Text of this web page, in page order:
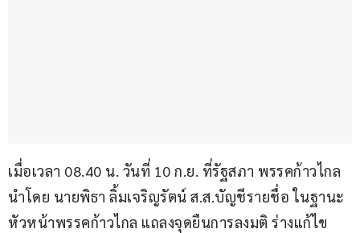
เมื่อเวลา 08.40 น. วันที่ 10 ก.ย. ที่รัฐสภา พรรคก้าวไกล
นำโดย นายพิธา ลิ้มเจริญรัตน์ ส.ส.บัญชีรายชื่อ ในฐานะ
หัวหน้าพรรคก้าวไกล แถลงจุดยืนการลงมติ ร่างแก้ไข